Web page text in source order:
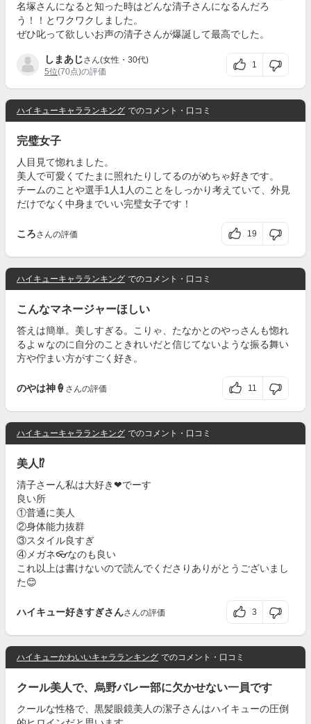
名塚さんになると知った時はどんな清子さんになるんだろ
う！！とワクワクしました。
ぜひ叱って欲しいお声の清子さんが爆誕して最高でした。
しまあじさん(女性・30代)
5位(70点)の評価
1
ハイキューキャラランキング でのコメント・口コミ
完璧女子
人目見て惚れました。
美人で可愛くてたまに照れたりしてるのがめちゃ好きです。
チームのことや選手1人1人のことをしっかり考えていて、外見
だけでなく中身までいい完璧女子です！
ころさんの評価 19
ハイキューキャラランキング でのコメント・口コミ
こんなマネージャーほしい
答えは簡単。美しすぎる。こりゃ、たなかとのやっさんも惚れ
るよｗなのに自分のこときれいだと信じてないような振る舞い
方や佇まい方がすごく好き。
のやは神🍦 さんの評価 11
ハイキューキャラランキング でのコメント・口コミ
美人⁉️
清子さーん私は大好き❤でーす
良い所
①普通に美人
②身体能力抜群
③スタイル良すぎ
④メガネ👓なのも良い
これ以上は書けないので読んでくださりありがとうございまし
た😊
ハイキュー好きすぎさんさんの評価 3
ハイキューかわいいキャラランキング でのコメント・口コミ
クール美人で、烏野バレー部に欠かせない一員です
クールな性格で、黒髪眼鏡美人の潔子さんはハイキューの圧倒